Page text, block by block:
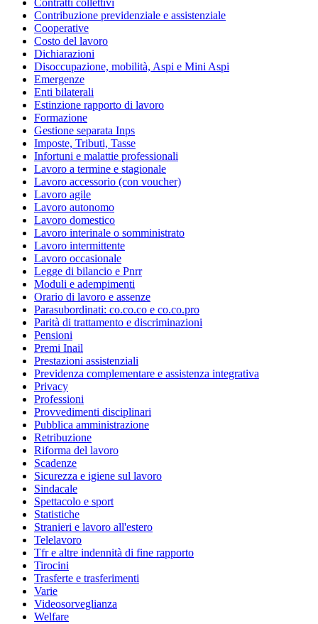
Contratti collettivi
Contribuzione previdenziale e assistenziale
Cooperative
Costo del lavoro
Dichiarazioni
Disoccupazione, mobilità, Aspi e Mini Aspi
Emergenze
Enti bilaterali
Estinzione rapporto di lavoro
Formazione
Gestione separata Inps
Imposte, Tributi, Tasse
Infortuni e malattie professionali
Lavoro a termine e stagionale
Lavoro accessorio (con voucher)
Lavoro agile
Lavoro autonomo
Lavoro domestico
Lavoro interinale o somministrato
Lavoro intermittente
Lavoro occasionale
Legge di bilancio e Pnrr
Moduli e adempimenti
Orario di lavoro e assenze
Parasubordinati: co.co.co e co.co.pro
Parità di trattamento e discriminazioni
Pensioni
Premi Inail
Prestazioni assistenziali
Previdenza complementare e assistenza integrativa
Privacy
Professioni
Provvedimenti disciplinari
Pubblica amministrazione
Retribuzione
Riforma del lavoro
Scadenze
Sicurezza e igiene sul lavoro
Sindacale
Spettacolo e sport
Statistiche
Stranieri e lavoro all'estero
Telelavoro
Tfr e altre indennità di fine rapporto
Tirocini
Trasferte e trasferimenti
Varie
Videosorveglianza
Welfare